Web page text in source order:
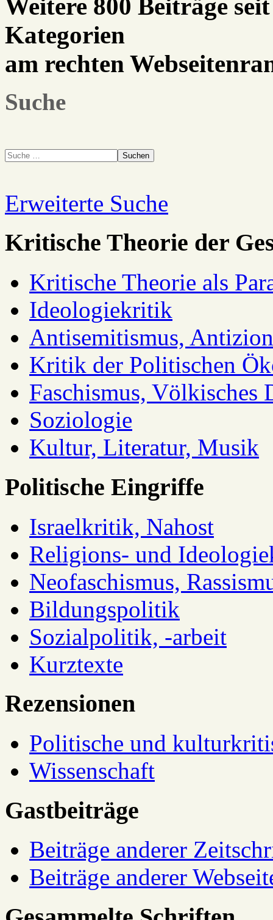
Weitere 800 Beiträge
Kategorien
am rechten
Suche
Suchen
Erweiterte Suche
Kritische Theorie der
Kritische Theorie als
Ideologiekritik
Antisemitismus,
Kritik der Politischen
Faschismus, Völkisches
Soziologie
Kultur, Literatur, Musik
Politische Eingriffe
Israelkritik, Nahost
Religions- und
Neofaschismus,
Bildungspolitik
Sozialpolitik, -arbeit
Kurztexte
Rezensionen
Politische und
Wissenschaft
Gastbeiträge
Beiträge anderer
Beiträge anderer